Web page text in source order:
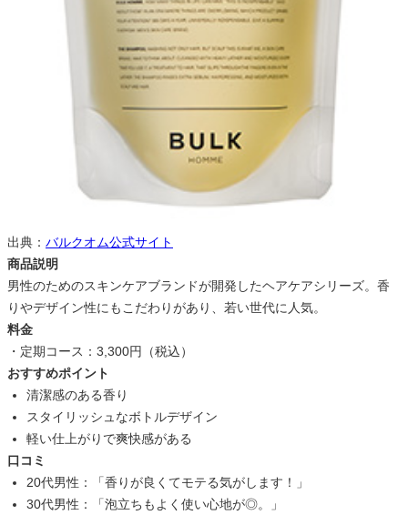
出典： バルクオム公式サイト
商品説明
男性のためのスキンケアブランドが開発したヘアケアシリーズ。香
りやデザイン性にもこだわりがあり、若い世代に人気。
料金
・定期コース：3,300円（税込）
おすすめポイント
清潔感のある香り
スタイリッシュなボトルデザイン
軽い仕上がりで爽快感がある
口コミ
20代男性：「香りが良くてモテる気がします！」
30代男性：「泡立ちもよく使い心地が◎。」